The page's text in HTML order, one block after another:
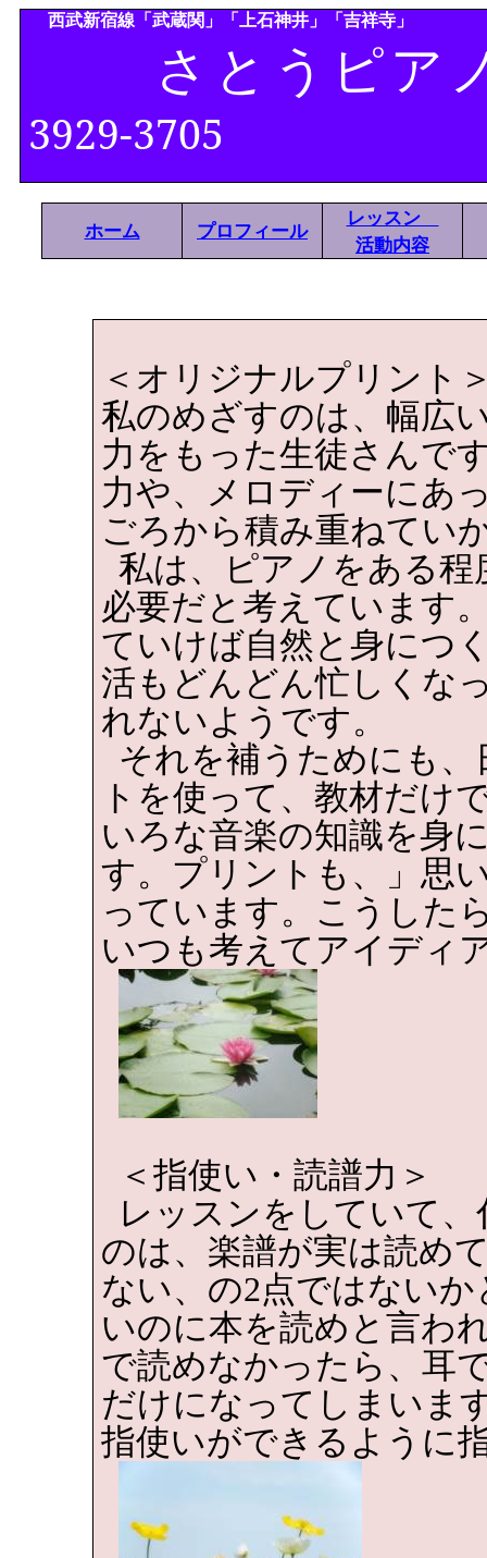
西武新宿線「武蔵関」「上石神井」「吉祥寺」
さとうピ
3929-3705
ホーム プロフィール
レッスン
活動内容
＜オリジナルプリント
私のめざすのは、幅広
力をもった生徒さんで
力や、メロディーにあ
ごろから積み重ねてい
私は、ピアノをある
必要だと考えています
ていけば自然と身につ
活もどんどん忙しくな
れないようです。
それを補うためにも
トを使って、教材だけ
いろな音楽の知識を身
す。プリントも、」思
っています。こうした
いつも考えてアイディ
＜指使い・読譜力＞
レッスンをしていて
のは、楽譜が実は読め
ない、の2点ではない
いのに本を読めと言わ
で読めなかったら、耳
だけになってしまいま
指使いができるように